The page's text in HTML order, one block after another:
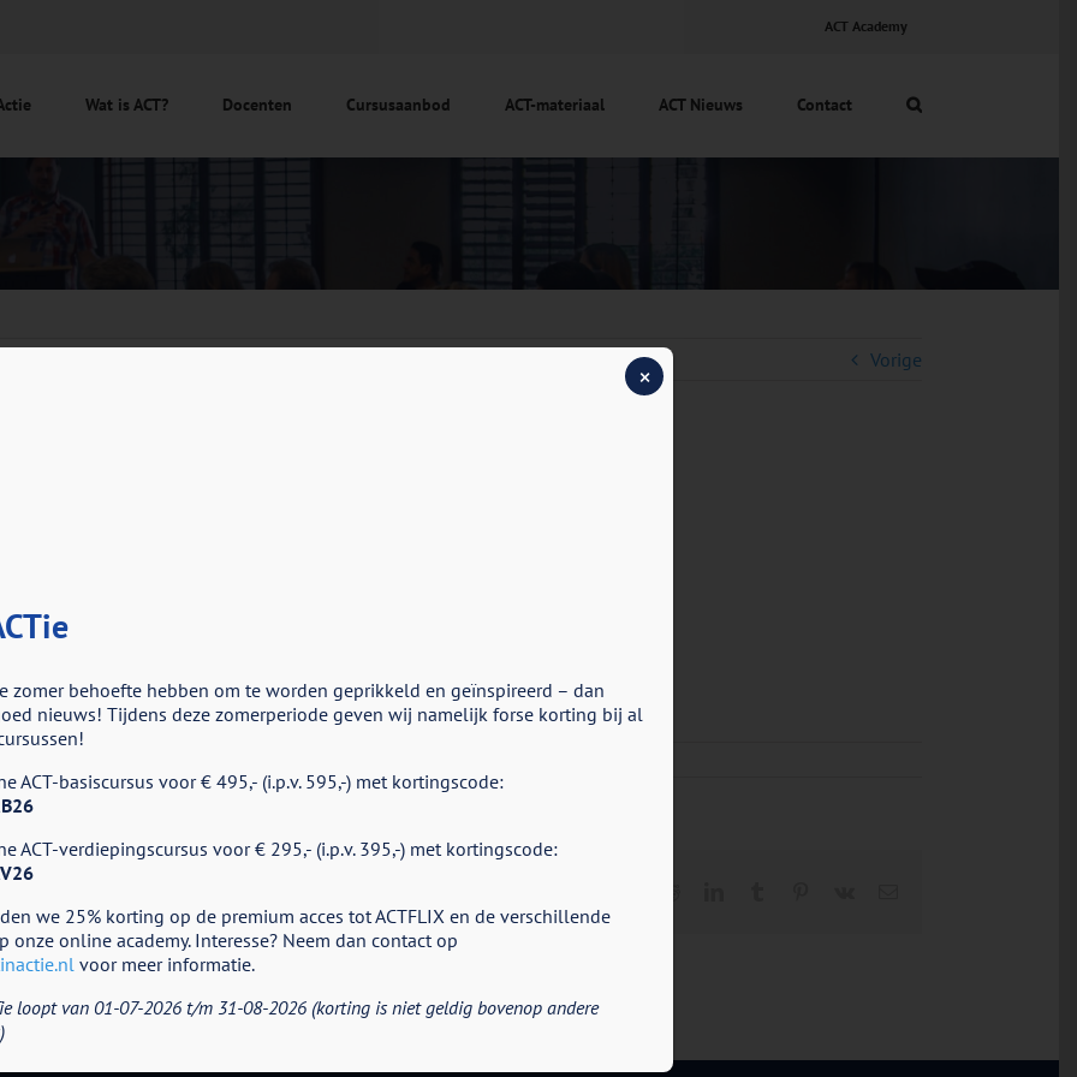
ACT Academy
Wat is ACT? Docenten Cursusaanbod ACT-materiaal ACT Nieuws Contact
Vorige
zomer behoefte hebben om te worden geprikkeld en geïnspireerd – dan
nieuws! Tijdens deze zomerperiode geven wij namelijk forse korting bij al
ACT-basiscursus voor € 495,- (i.p.v. 595,-) met kortingscode:
ACT-verdiepingscursus voor € 295,- (i.p.v. 395,-) met kortingscode:
we 25% korting op de premium acces tot ACTFLIX en de verschillende
onze online academy. Interesse? Neem dan contact op
voor meer informatie.
loopt van 01-07-2026 t/m 31-08-2026 (korting is niet geldig bovenop andere
×